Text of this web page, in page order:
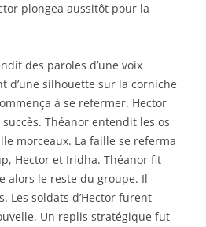
plongea aussitôt pour la
des paroles d’une voix
d’une silhouette sur la corniche
à se refermer. Hector
Théanor entendit les os
morceaux. La faille se referma
Hector et Iridha. Théanor fit
alors le reste du groupe. Il
Les soldats d’Hector furent
Un replis stratégique fut